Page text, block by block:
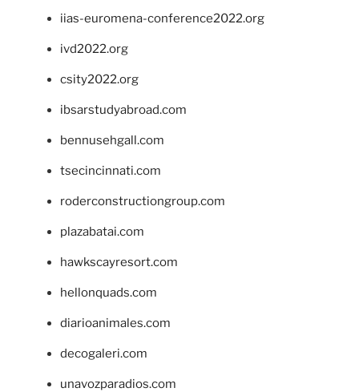
iias-euromena-conference2022.org
ivd2022.org
csity2022.org
ibsarstudyabroad.com
bennusehgall.com
tsecincinnati.com
roderconstructiongroup.com
plazabatai.com
hawkscayresort.com
hellonquads.com
diarioanimales.com
decogaleri.com
unavozparadios.com